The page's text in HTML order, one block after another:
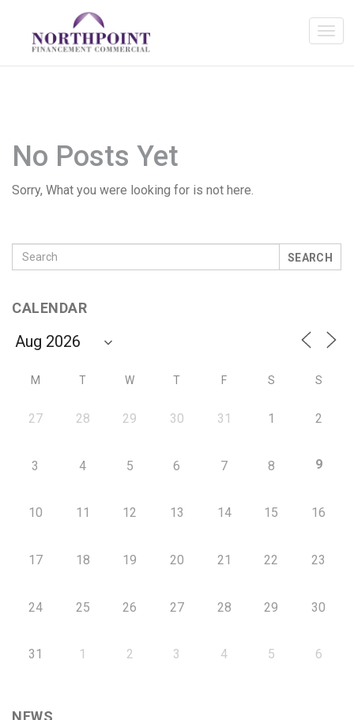
No Posts Yet
Sorry, What you were looking for is not here.
SEARCH
CALENDAR
M T W T F S S
27 28 29 30 31 1 2
3 4 5 6 7 8 9
10 11 12 13 14 15 16
17 18 19 20 21 22 23
24 25 26 27 28 29 30
31 1 2 3 4 5 6
NEWS